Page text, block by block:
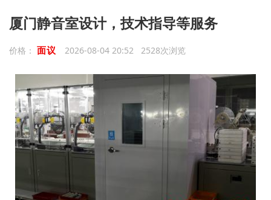
厦门静音室设计，技术指导等服务
价格： 面议 2026-08-04 20:52 2528次浏览